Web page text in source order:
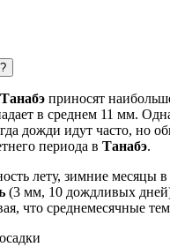
Танабэ приносят
в среднем 11 мм.
дожди идут часто, но
периода в Танабэ.
лету, зимние месяцы в
(3 мм, 10 дождливых
что среднемесячные